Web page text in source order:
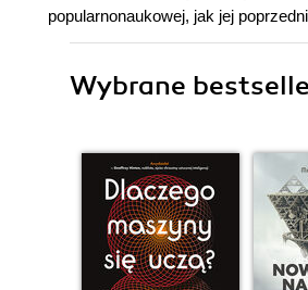
popularnonaukowej, jak jej
Wybrane